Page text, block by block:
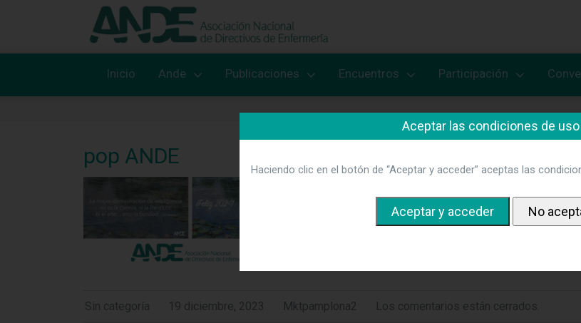
Inicio Ande Publicaciones Encuentros Participación
pop ANDE
Sin categoría 19 diciembre, 2023 Mktpamplona2 Los comentarios están cerrados.
Aceptar las condiciones de uso
Haciendo clic en el botón de “Aceptar y acceder” aceptas las